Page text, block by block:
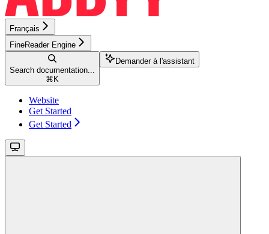
Français
FineReader Engine
Search documentation...
⌘ K
Demander à l'assistant
Website
Get Started
Get Started